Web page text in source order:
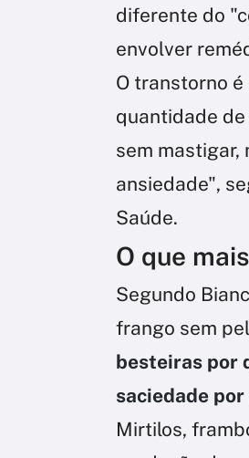
diferente do
envolver
O transtorno
quantidade
sem
ansiedade",
Saúde.
O que
Segundo
frango sem
besteiras por
saciedade
Mirtilos,